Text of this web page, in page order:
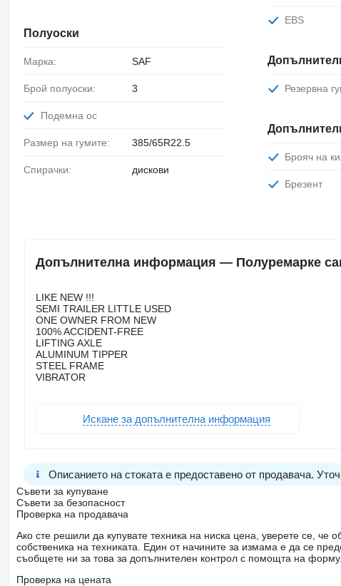
Полуоски
Марка: SAF
Брой полуоски: 3
Подемна ос
Размер на гумите: 385/65R22.5
Спирачки: дискови
EBS
Резервна
Брояч на
Брезент
Допълнителна информация — Полуремарке
LIKE NEW !!!
SEMI TRAILER LITTLE USED
ONE OWNER FROM NEW
100% ACCIDENT-FREE
LIFTING AXLE
ALUMINUM TIPPER
STEEL FRAME
VIBRATOR
Искане за допълнителна информация
Описанието на стоката е предоставено от продавача.
Съвети за купуване
Съвети за безопасност
Проверка на продавача
Ако сте решили да купувате техника на ниска цена, уверете се,
собственика на техниката. Един от начините за измама е да се
съобщете ни за това за допълнителен контрол с помощта на
Проверка на цената